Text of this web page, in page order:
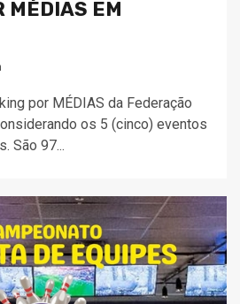
MÉDIAS EM
por MÉDIAS da Federação
os 5 (cinco) eventos
São 97...